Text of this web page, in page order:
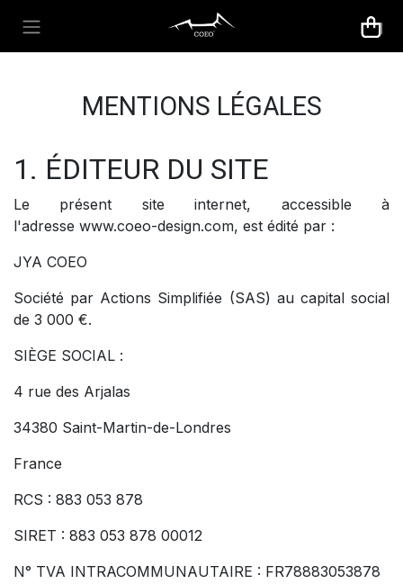
MENTIONS LÉGALES
1. ÉDITEUR DU SITE
Le présent site internet, accessible à
l'adresse www.coeo-design.com, est édité par :
JYA COEO
Société par Actions Simplifiée (SAS) au capital social
de 3 000 €.
SIÈGE SOCIAL :
4 rue des Arjalas
34380 Saint-Martin-de-Londres
France
RCS : 883 053 878
SIRET : 883 053 878 00012
N° TVA INTRACOMMUNAUTAIRE : FR78883053878